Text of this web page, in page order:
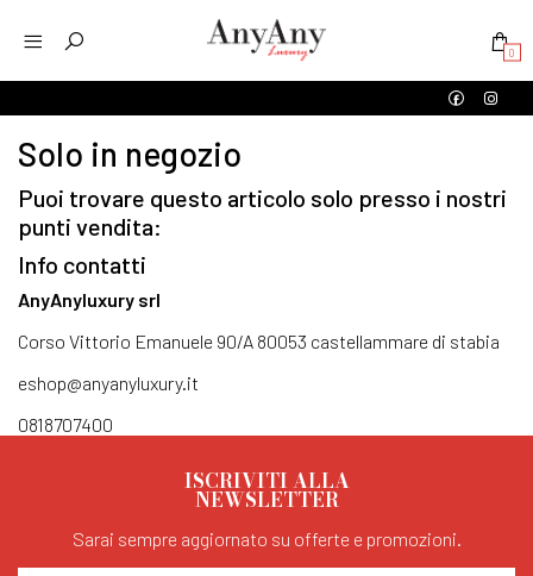
0
Solo in negozio
Puoi trovare questo articolo solo presso i nostri
punti vendita:
Info contatti
AnyAnyluxury srl
Corso Vittorio Emanuele 90/A 80053 castellammare di stabia
eshop@anyanyluxury.it
0818707400
ISCRIVITI ALLA
NEWSLETTER
Sarai sempre aggiornato su offerte e promozioni.